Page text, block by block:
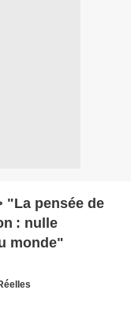
"La pensée de
: nulle
monde"